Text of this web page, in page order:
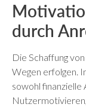
durch
Die Schaffung
Wegen erfolgen.
sowohl finanzielle